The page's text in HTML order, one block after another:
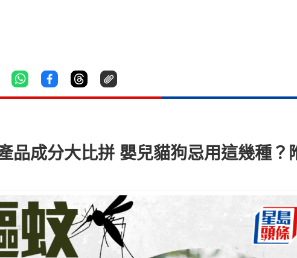
品成分大比拼 嬰兒貓狗忌用這幾種？